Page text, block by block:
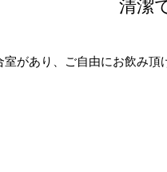
清潔
があり、ご自由にお飲み